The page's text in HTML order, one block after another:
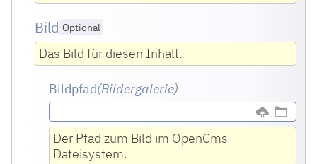
Bild Optional
Das Bild für diesen Inhalt.
Bildpfad(Bildergalerie)
Der Pfad zum Bild im OpenCms
Dateisystem.